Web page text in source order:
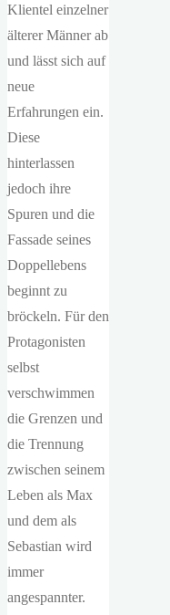
Klientel einzelner
älterer Männer ab
und lässt sich auf
neue
Erfahrungen ein.
Diese
hinterlassen
jedoch ihre
Spuren und die
Fassade seines
Doppellebens
beginnt zu
bröckeln. Für den
Protagonisten
selbst
verschwimmen
die Grenzen und
die Trennung
zwischen seinem
Leben als Max
und dem als
Sebastian wird
immer
angespannter.